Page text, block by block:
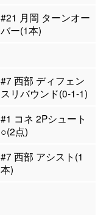
#21 月岡 ターンオー
バー(1本)
#7 西部 ディフェン
スリバウンド(0-1-1)
#1 コネ 2Pシュート
○(2点)
#7 西部 アシスト(1
本)